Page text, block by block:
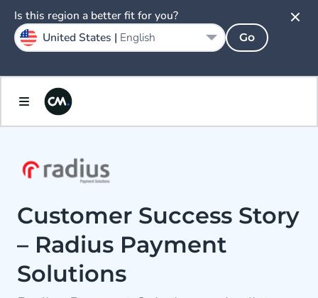
Customer Success Story
– Radius Payment
Solutions
Is this region a better fit for you?
United States | English Go